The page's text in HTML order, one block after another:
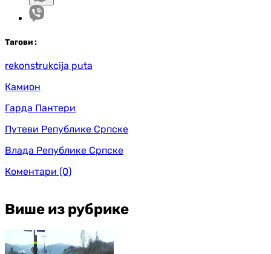
Тагови :
rekonstrukcija puta
Камион
Гарда Пантери
Путеви Републике Српске
Влада Републике Српске
Коментари (0)
Више из рубрике